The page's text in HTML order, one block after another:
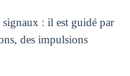
: il est guidé par
des impulsions